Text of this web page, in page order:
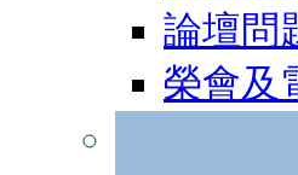
論壇問
榮會及